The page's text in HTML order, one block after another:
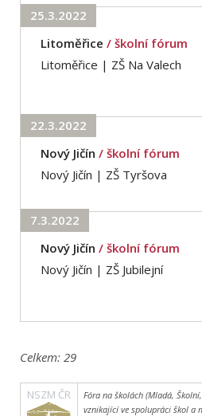
25.3.2022
Litoměřice / školní fórum
Litoměřice | ZŠ Na Valech
22.3.2022
Nový Jičín / školní fórum
Nový Jičín | ZŠ Tyršova
7.3.2022
Nový Jičín / školní fórum
Nový Jičín | ZŠ Jubilejní
Celkem: 29
NSZM ČR
Fóra na školách (Mladá,
vznikající ve spolupráci škol a